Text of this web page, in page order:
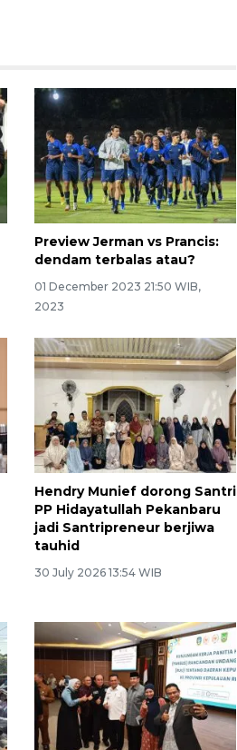
Preview Jerman vs Prancis:
dendam terbalas atau?
01 December 2023 21:50 WIB,
2023
Hendry Munief dorong Santri
PP Hidayatullah Pekanbaru
jadi Santripreneur berjiwa
tauhid
30 July 2026 13:54 WIB